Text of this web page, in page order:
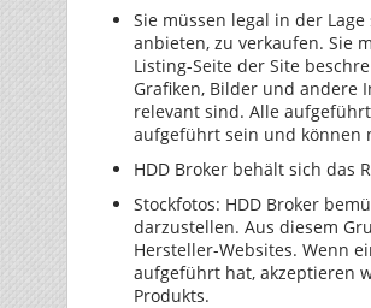
Sie müssen legal in der
anbieten, zu verkaufen. Sie
Listing-Seite der Site
Grafiken, Bilder und andere
relevant sind. Alle
aufgeführt sein und können
HDD Broker behält sich das
Stockfotos: HDD Broker
darzustellen. Aus diesem
Hersteller-Websites. Wenn
aufgeführt hat, akzeptieren
Produkts.